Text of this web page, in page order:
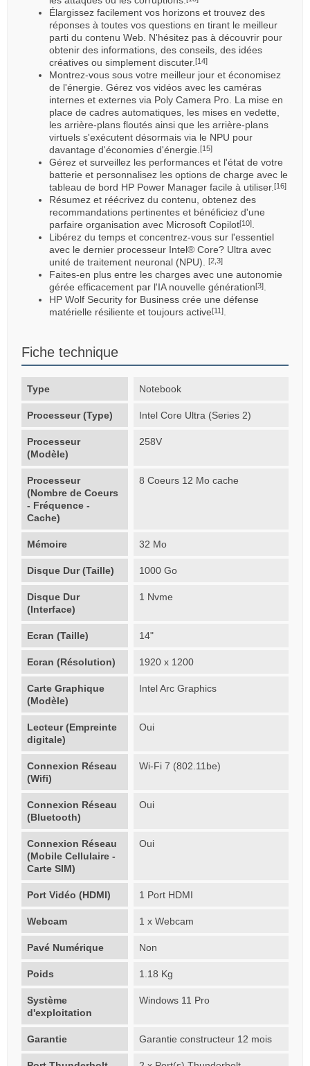
Élargissez facilement vos horizons et trouvez des
réponses à toutes vos questions en tirant le meilleur
parti du contenu Web. N'hésitez pas à découvrir pour
obtenir des informations, des conseils, des idées
créatives ou simplement discuter. [14]
Montrez-vous sous votre meilleur jour et économisez
de l'énergie. Gérez vos vidéos avec les caméras
internes et externes via Poly Camera Pro. La mise en
place de cadres automatiques, les mises en vedette,
les arrière-plans floutés ainsi que les arrière-plans
virtuels s'exécutent désormais via le NPU pour
davantage d'économies d'énergie. [15]
Gérez et surveillez les performances et l'état de votre
batterie et personnalisez les options de charge avec le
tableau de bord HP Power Manager facile à utiliser. [16]
Résumez et réécrivez du contenu, obtenez des
recommandations pertinentes et bénéficiez d'une
parfaire organisation avec Microsoft Copilot[10]
Libérez du temps et concentrez-vous sur l'essentiel
avec le dernier processeur Intel® Core? Ultra avec
unité de traitement neuronal (NPU).
[2,3]
Faites-en plus entre les charges avec une autonomie
gérée efficacement par l'IA nouvelle génération[3]
HP Wolf Security for Business crée une défense
matérielle résiliente et toujours active[11]
Fiche technique
Type Notebook
Processeur (Type) Intel Core Ultra (Series 2)
Processeur
(Modèle)
258V
Processeur
(Nombre de Coeurs
- Fréquence -
Cache)
8 Coeurs 12 Mo cache
Mémoire 32 Mo
Disque Dur (Taille) 1000 Go
Disque Dur
(Interface)
1 Nvme
Ecran (Taille) 14"
Ecran (Résolution) 1920 x 1200
Carte Graphique
(Modèle)
Intel Arc Graphics
Lecteur (Empreinte
digitale)
Oui
Connexion Réseau
(Wifi)
Wi-Fi 7 (802.11be)
Connexion Réseau
(Bluetooth)
Oui
Connexion Réseau
(Mobile Cellulaire -
Carte SIM)
Oui
Port Vidéo (HDMI) 1 Port HDMI
Webcam 1 x Webcam
Pavé Numérique Non
Poids 1.18 Kg
Système
d'exploitation
Windows 11 Pro
Garantie Garantie constructeur 12 mois